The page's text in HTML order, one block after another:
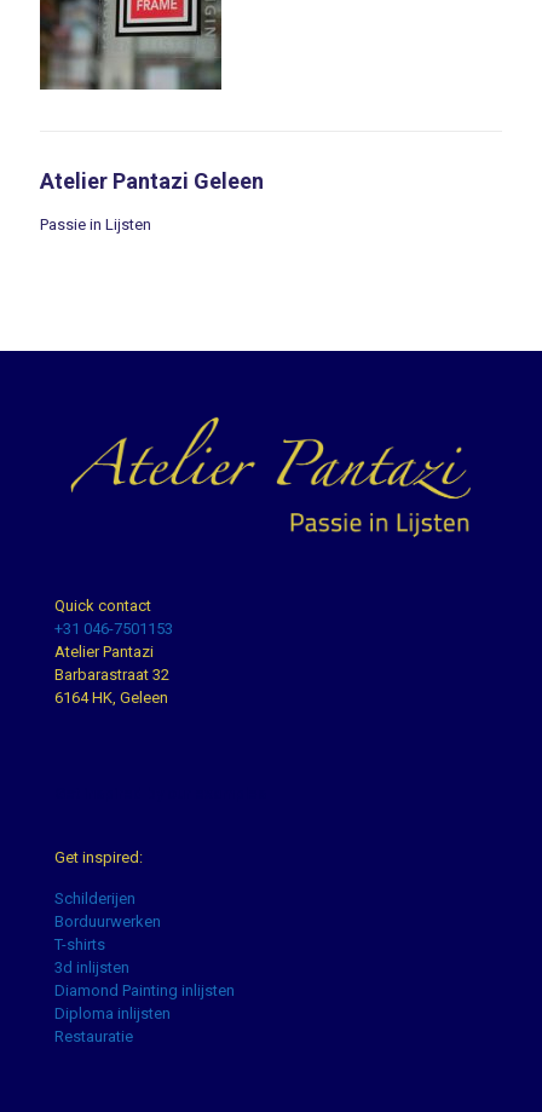
Atelier Pantazi Geleen
Passie in Lijsten
Quick contact
+31 046-7501153
Atelier Pantazi
Barbarastraat 32
6164 HK, Geleen
Get inspired:
Schilderijen
Borduurwerken
T-shirts
3d inlijsten
Diamond Painting inlijsten
Diploma inlijsten
Restauratie